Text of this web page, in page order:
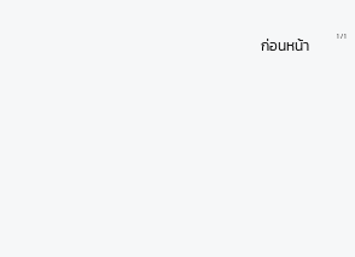
ก่อนหน้า 1 / 1